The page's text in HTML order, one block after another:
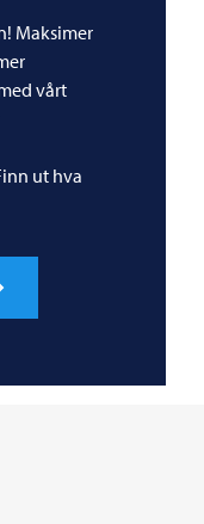
Maksimer
vårt
ut hva